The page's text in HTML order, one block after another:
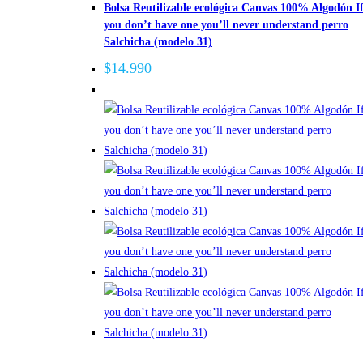
múltiples
variantes.
Las
pueden
elegir
en
la
página
de
producto
Bolsa Reutilizable ecológica Canvas 100% Algodón If
you don’t have one you’ll never understand perro
Salchicha (modelo 31)
$14.990